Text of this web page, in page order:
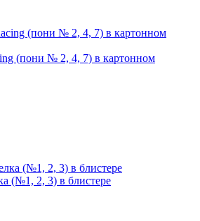
(пони № 2, 4, 7) в картонном
(№1, 2, 3) в блистере